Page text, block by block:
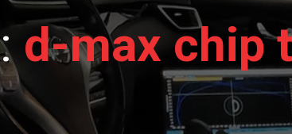
d-max chip